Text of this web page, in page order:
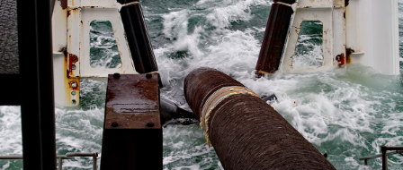
Он также уточнил, что у человека крайне мало
шансов выжить, если он окажется на пути у акулы.
Ни один метод и способ защиты или обороны в
стрессовой ситуации не помогает, ведь у морского
обитателя больше преимуществ в воде как по
выносливости, так и по силе.